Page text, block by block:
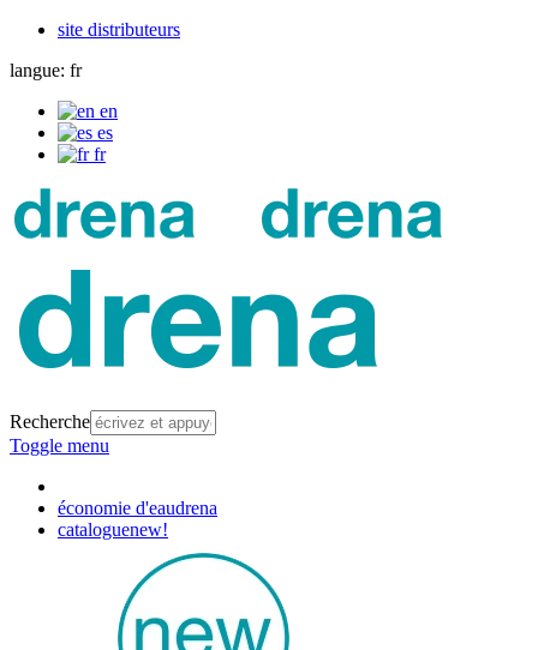
site distributeurs
langue: fr
en
es
fr
Recherche
Toggle menu
économie d'eaudrena
cataloguenew!